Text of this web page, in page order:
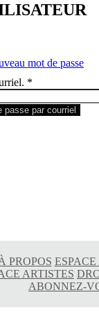
mot de passe
*
passe par courriel
PROPOS
ARTISTES
ABONNEZ-